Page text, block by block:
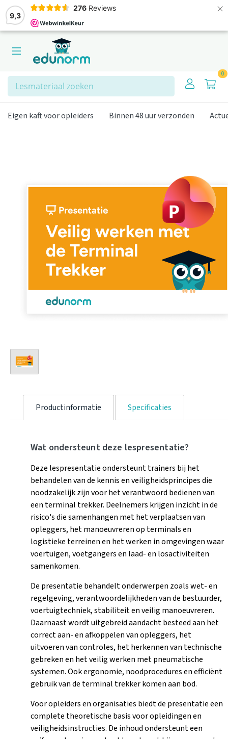
9,3
276 Reviews ×
Zoeken 0
Eigen kaft voor opleiders Binnen 48 uur verzonden
Productinformatie Specificaties
Wat ondersteunt deze lespresentatie?
Deze lespresentatie ondersteunt trainers bij het
behandelen van de kennis en veiligheidsprincipes die
noodzakelijk zijn voor het verantwoord bedienen van
een terminal trekker. Deelnemers krijgen inzicht in de
risico's die samenhangen met het verplaatsen van
opleggers, het manoeuvreren op terminals en
logistieke terreinen en het werken in omgevingen waar
voertuigen, voetgangers en laad- en losactiviteiten
samenkomen.
De presentatie behandelt onderwerpen zoals wet- en
regelgeving, verantwoordelijkheden van de bestuurder,
voertuigtechniek, stabiliteit en veilig manoeuvreren.
Daarnaast wordt uitgebreid aandacht besteed aan het
correct aan- en afkoppelen van opleggers, het
uitvoeren van controles, het herkennen van technische
gebreken en het veilig werken met pneumatische
systemen. Ook ergonomie, noodprocedures en efficiënt
gebruik van de terminal trekker komen aan bod.
Voor opleiders en organisaties biedt de presentatie een
complete theoretische basis voor opleidingen en
veiligheidsinstructies. De inhoud ondersteunt een